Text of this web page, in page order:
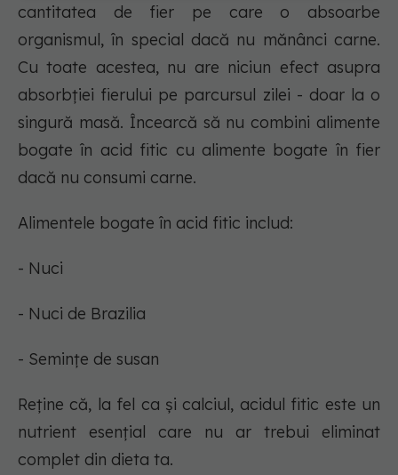
cantitatea de fier pe care o absoarbe
organismul, în special dacă nu mănânci carne.
Cu toate acestea, nu are niciun efect asupra
absorbției fierului pe parcursul zilei - doar la o
singură masă. Încearcă să nu combini alimente
bogate în acid fitic cu alimente bogate în fier
dacă nu consumi carne.
Alimentele bogate în acid fitic includ:
- Nuci
- Nuci de Brazilia
- Semințe de susan
Reține că, la fel ca și calciul, acidul fitic este un
nutrient esențial care nu ar trebui eliminat
complet din dieta ta.